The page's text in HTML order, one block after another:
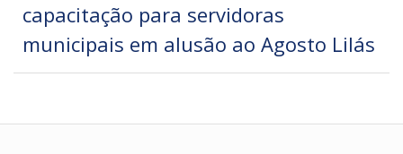
capacitação para servidoras
municipais em alusão ao Agosto Lilás